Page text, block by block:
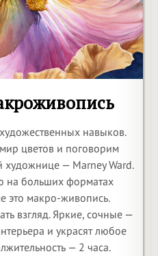
навыков.
цветов и поговорим
— Marney Ward.
на больших форматах
это макро-живопись.
взгляд. Яркие, сочные —
и украсят любое
— 2 часа.